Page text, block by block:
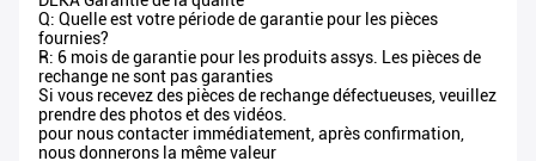
Q: Quelle est votre période de garantie pour les pièces
fournies?
R: 6 mois de garantie pour les produits assys. Les pièces de
rechange ne sont pas garanties
Si vous recevez des pièces de rechange défectueuses, veuillez
prendre des photos et des vidéos.
pour nous contacter immédiatement, après confirmation,
nous donnerons la même valeur